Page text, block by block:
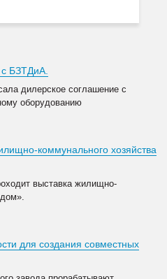
БЗТДиА.
дилерское соглашение с
оборудованию
коммунального хозяйства
выставка жилищно-
для создания совместных